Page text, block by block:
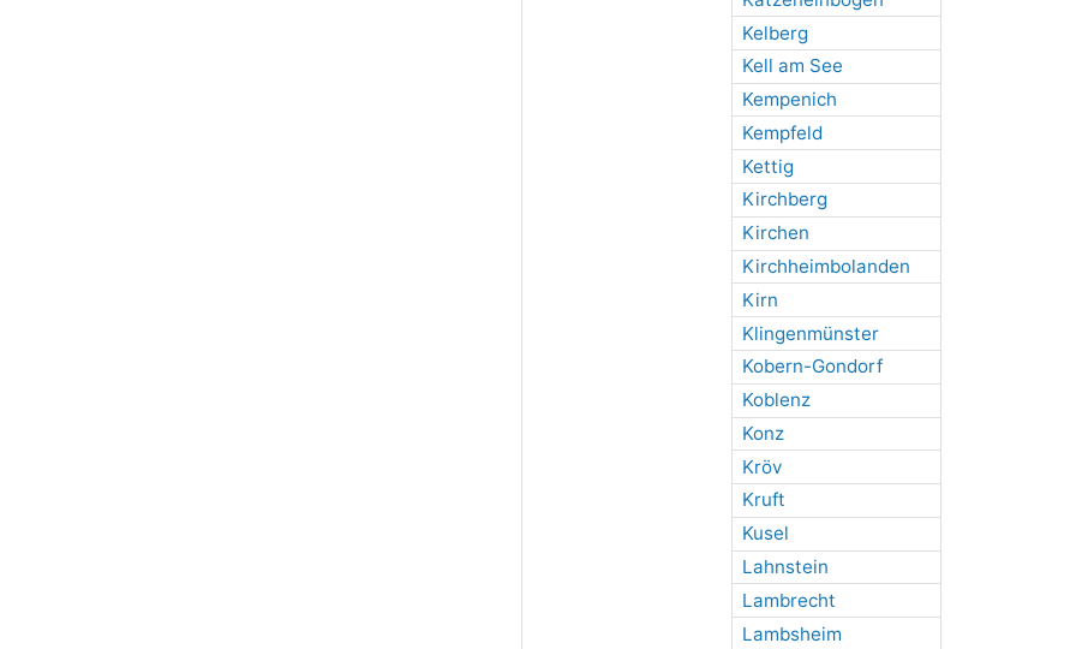
Kelberg
Kell am See
Kempenich
Kempfeld
Kettig
Kirchberg
Kirchen
Kirchheimbolanden
Kirn
Klingenmünster
Kobern-Gondorf
Koblenz
Konz
Kröv
Kruft
Kusel
Lahnstein
Lambrecht
Lambsheim